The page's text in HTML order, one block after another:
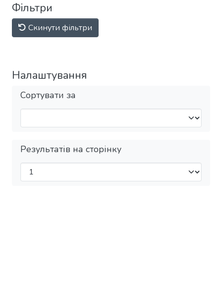
Фільтри
Скинути фільтри
Налаштування
Сортувати за
Результатів на сторінку